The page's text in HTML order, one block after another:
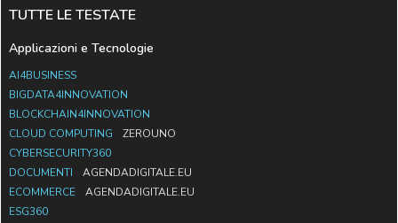
TUTTE LE TESTATE
Applicazioni e Tecnologie
AI4BUSINESS
BIGDATA4INNOVATION
BLOCKCHAIN4INNOVATION
CLOUD COMPUTING
ZEROUNO
CYBERSECURITY360
DOCUMENTI
AGENDADIGITALE.EU
ECOMMERCE
AGENDADIGITALE.EU
ESG360